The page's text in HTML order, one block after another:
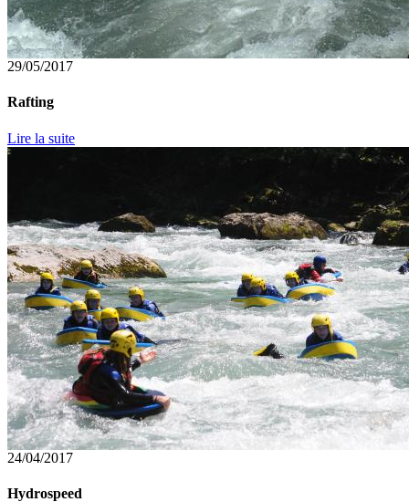
29/05/2017
Rafting
Lire la suite
24/04/2017
Hydrospeed